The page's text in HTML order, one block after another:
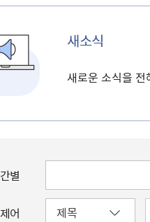
새소식
새로운 소식을
별
어